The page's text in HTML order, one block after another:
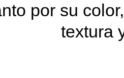
por su
textura